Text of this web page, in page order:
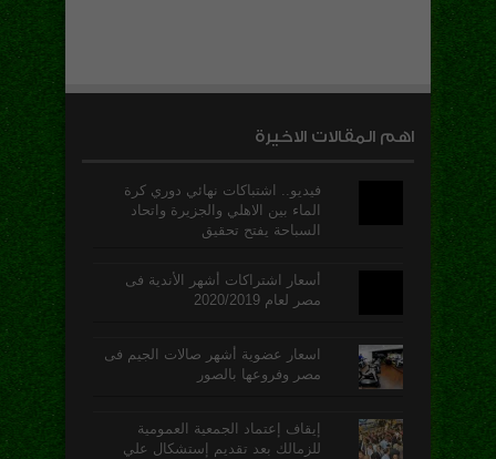
اهم المقالات الاخيرة
فيديو.. اشتباكات نهائي دوري كرة
الماء بين الاهلي والجزيرة واتحاد
السباحة يفتح تحقيق
أسعار اشتراكات أشهر الأندية فى
مصر لعام 2020/2019
اسعار عضوية أشهر صالات الجيم فى
مصر وفروعها بالصور
إيقاف إعتماد الجمعية العمومية
للزمالك بعد تقديم إستشكال علي